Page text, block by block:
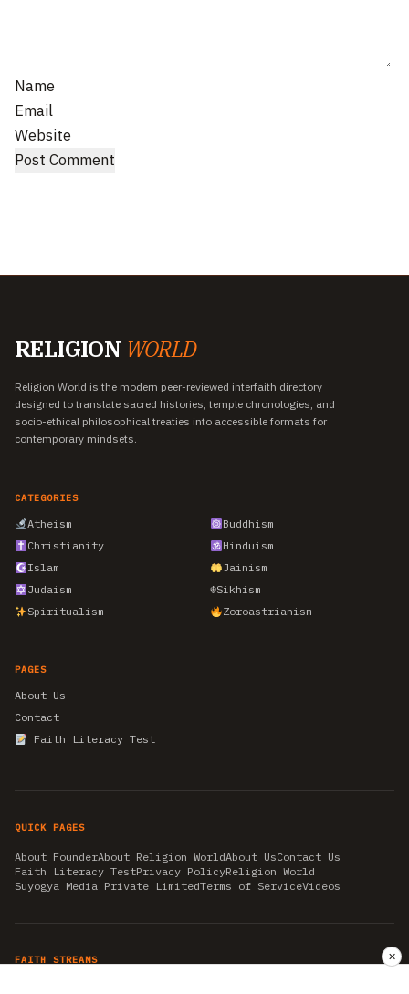
Name
Email
Website
RELIGION WORLD
Religion World is the modern peer-reviewed interfaith directory
designed to translate sacred histories, temple chronologies, and
socio-ethical philosophical treaties into accessible formats for
contemporary mindsets.
CATEGORIES
Atheism
Buddhism
Christianity
Hinduism
Islam
Jainism
Judaism
☬Sikhism
Spiritualism
Zoroastrianism
PAGES
About Us
Contact
Faith Literacy Test
QUICK PAGES
About FounderAbout Religion WorldAbout UsContact Us
Faith Literacy TestPrivacy PolicyReligion World
Suyogya Media Private LimitedTerms of ServiceVideos
FAITH STREAMS ✕